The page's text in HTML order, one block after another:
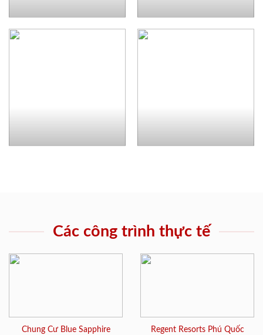
Các công trình thực tế
Chung Cư Blue Sapphire
Regent Resorts Phú Quốc